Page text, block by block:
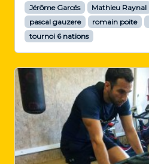
Jérôme Garcés
Mathieu Raynal
pascal gauzere
romain poite
tournoi 6 nations